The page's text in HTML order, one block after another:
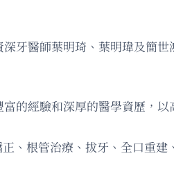
牙醫師葉明琦、葉明瑋及簡
的經驗和深厚的醫學資歷，以
根管治療、拔牙、全口重建